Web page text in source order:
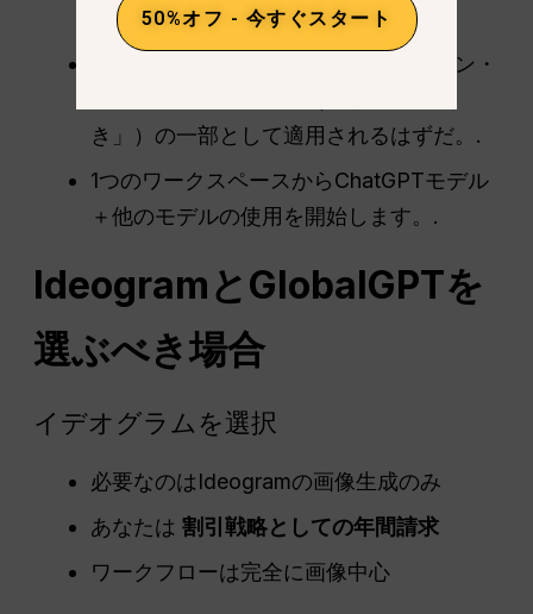
このプロモーションは、現行のシーズン・
き」）の一部として適用されるはずだ。.
1つのワークスペースからChatGPTモデル
＋他のモデルの使用を開始します。.
IdeogramとGlobalGPTを
選ぶべき場合
イデオグラムを選択
必要なのはIdeogramの画像生成のみ
あなたは割引戦略としての年間請求
ワークフローは完全に画像中心
50%オフ - 今すぐスタート